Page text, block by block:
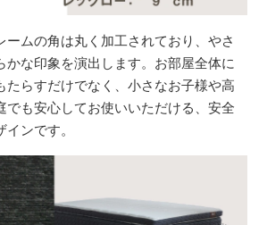
ームの角は丸く加工されており、やさ
かな印象を演出します。お部屋全体に
たらすだけでなく、小さなお子様や高
でも安心してお使いいただける、安全
ンです。